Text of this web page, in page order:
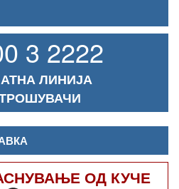
3 2222
ЛИНИЈА
ОД КУЧЕ